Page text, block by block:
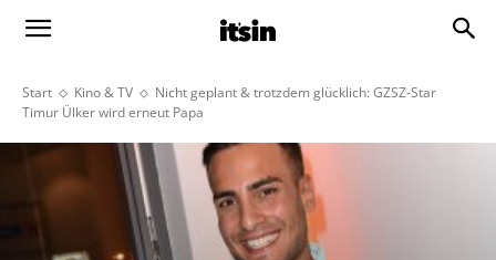
Start Kino & TV
Nicht geplant & trotzdem glücklich: GZSZ-Star
Timur Ülker wird erneut Papa